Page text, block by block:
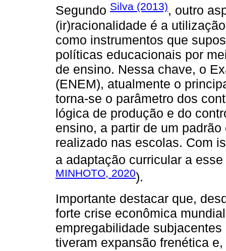
Segundo Silva (2013), outro
(ir)racionalidade é a
como instrumentos que
políticas educacionais por
de ensino. Nessa chave, o
(ENEM), atualmente o
torna-se o parâmetro dos
lógica de produção e do
ensino, a partir de um
realizado nas escolas. Com
a adaptação curricular a
MINHOTO, 2020).
Importante destacar que,
forte crise econômica
empregabilidade
tiveram expansão frenética